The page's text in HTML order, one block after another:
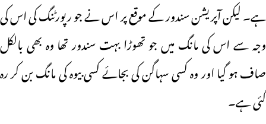
ہے۔ لیکن آپریشن سندور کے موقع پر اس نے جو رپورٹنگ کی اس کی
وجہ سے اس کی مانگ میں جو تھوڑا بہت سندور تھا وہ بھی بالکل
صاف ہو گیا اور وہ کسی سہاگن کی بجائے کسی بیوہ کی مانگ بن کر رہ
گئی ہے۔